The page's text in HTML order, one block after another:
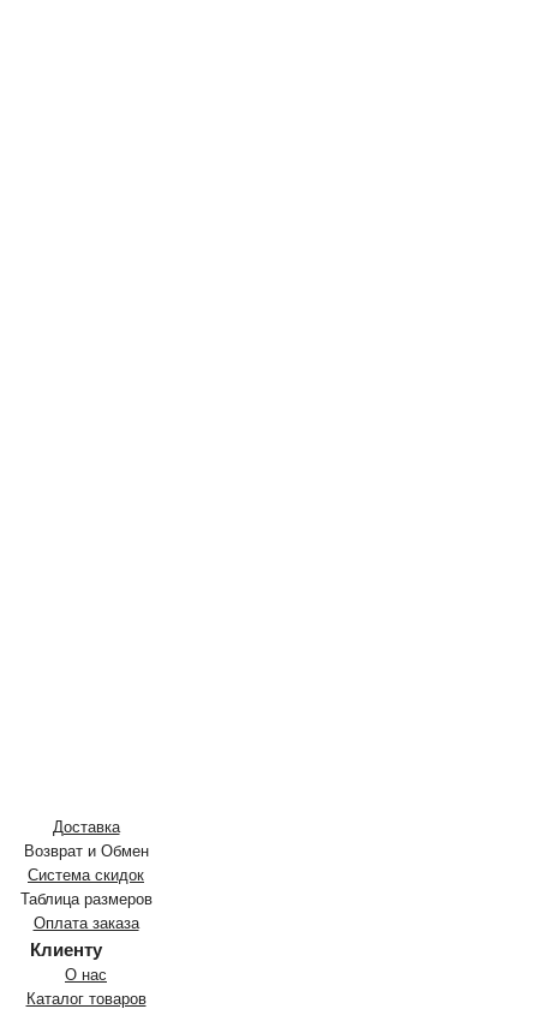
Доставка
Возврат и Обмен
Система скидок
Таблица размеров
Оплата заказа
Клиенту
О нас
Каталог товаров